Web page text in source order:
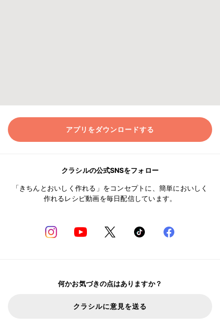
アプリをダウンロードする
クラシルの公式SNSをフォロー
「きちんとおいしく作れる」をコンセプトに、簡単においしく
作れるレシピ動画を毎日配信しています。
何かお気づきの点はありますか？
クラシルに意見を送る